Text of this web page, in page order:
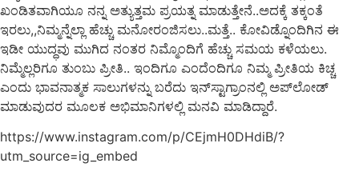
ಖಂಡಿತವಾಗಿಯೂ ನನ್ನ ಅತ್ಯುತ್ತಮ ಪ್ರಯತ್ನ ಮಾಡುತ್ತೇನೆ..ಅದಕ್ಕೆ ತಕ್ಕಂತೆ
ಇರಲು,,ನಿಮ್ಮನ್ನೆಲ್ಲಾ ಹೆಚ್ಚು ಮನೋರಂಜಿಸಲು..ಮತ್ತೆ.. ಕೋವಿಡ್ನೊಂದಿಗಿನ ಈ
ಇಡೀ ಯುದ್ಧವು ಮುಗಿದ ನಂತರ ನಿಮ್ಮೊಂದಿಗೆ ಹೆಚ್ಚು ಸಮಯ ಕಳೆಯಲು.
ನಿಮ್ಮೆಲ್ಲರಿಗೂ ತುಂಬು ಪ್ರೀತಿ.. ಇಂದಿಗೂ ಎಂದೆಂದಿಗೂ ನಿಮ್ಮ ಪ್ರೀತಿಯ ಕಿಚ್ಚ
ಎಂದು ಭಾವನಾತ್ಮಕ ಸಾಲುಗಳನ್ನು ಬರೆದು ಇನ್​ಸ್ಟಾಗ್ರಾಂನಲ್ಲಿ ಅಪ್​ಲೋಡ್
ಮಾಡುವುದರ ಮೂಲಕ ಅಭಿಮಾನಿಗಳಲ್ಲಿ ಮನವಿ ಮಾಡಿದ್ದಾರೆ.
https://www.instagram.com/p/CEjmH0DHdiB/?
utm_source=ig_embed